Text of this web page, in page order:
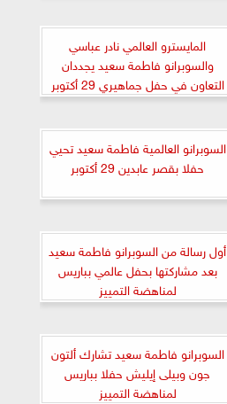
المايسترو العالمي نادر عباسي
والسوبرانو فاطمة سعيد يجددان
التعاون في حفل جماهيري 29 أكتوبر
بقصر عابدين
السوبرانو العالمية فاطمة سعيد تحيي
حفلا بقصر عابدين 29 أكتوبر
أول رسالة من السوبرانو فاطمة سعيد
بعد مشاركتها بحفل عالمي بباريس
لمناهضة التمييز
السوبرانو فاطمة سعيد تشارك ألتون
جون وبيلى إيليش حفلا بباريس
لمناهضة التمييز